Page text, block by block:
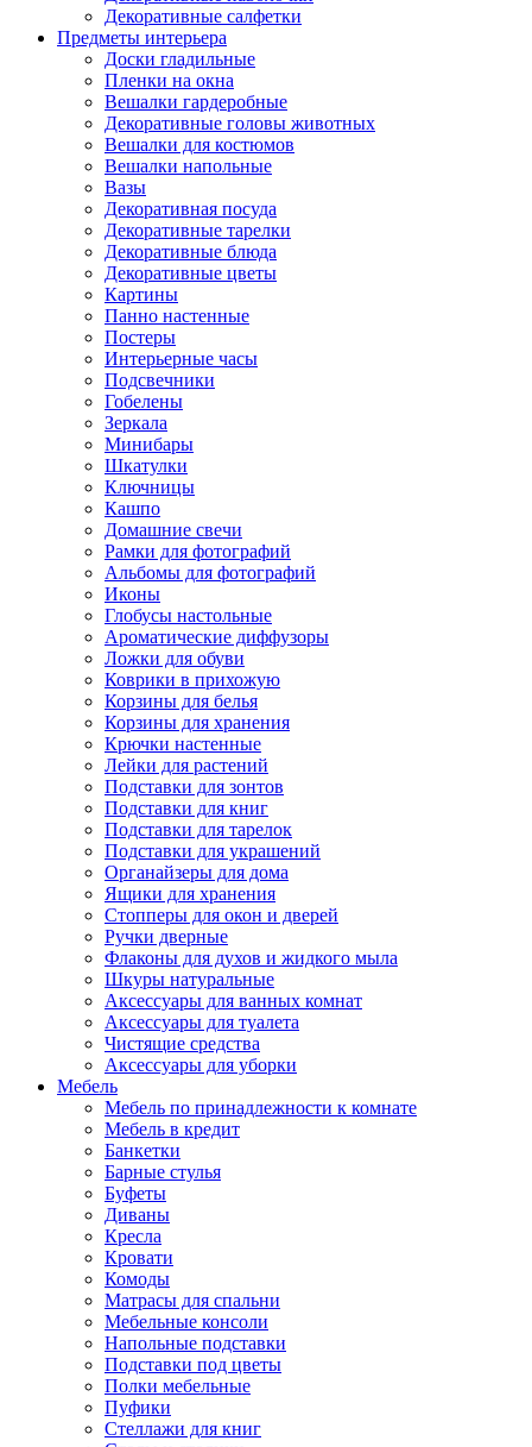
Декоративные салфетки
Предметы интерьера
Доски гладильные
Пленки на окна
Вешалки гардеробные
Декоративные головы животных
Вешалки для костюмов
Вешалки напольные
Вазы
Декоративная посуда
Декоративные тарелки
Декоративные блюда
Декоративные цветы
Картины
Панно настенные
Постеры
Интерьерные часы
Подсвечники
Гобелены
Зеркала
Минибары
Шкатулки
Ключницы
Кашпо
Домашние свечи
Рамки для фотографий
Альбомы для фотографий
Иконы
Глобусы настольные
Ароматические диффузоры
Ложки для обуви
Коврики в прихожую
Корзины для белья
Корзины для хранения
Крючки настенные
Лейки для растений
Подставки для зонтов
Подставки для книг
Подставки для тарелок
Подставки для украшений
Органайзеры для дома
Ящики для хранения
Стопперы для окон и дверей
Ручки дверные
Флаконы для духов и жидкого мыла
Шкуры натуральные
Аксессуары для ванных комнат
Аксессуары для туалета
Чистящие средства
Аксессуары для уборки
Мебель
Мебель по принадлежности к комнате
Мебель в кредит
Банкетки
Барные стулья
Буфеты
Диваны
Кресла
Кровати
Комоды
Матрасы для спальни
Мебельные консоли
Напольные подставки
Подставки под цветы
Полки мебельные
Пуфики
Стеллажи для книг